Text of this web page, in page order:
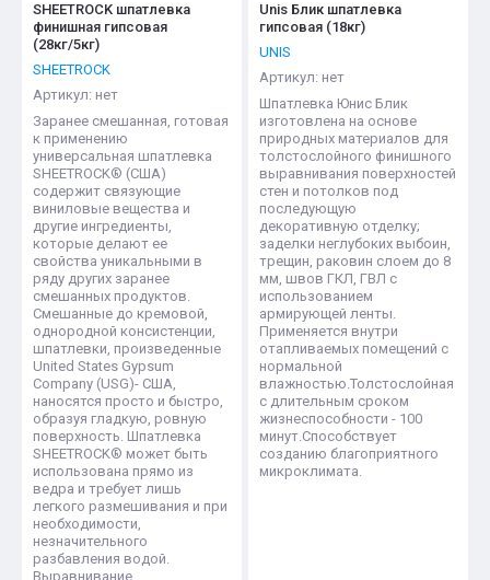
SHEETROCK шпатлевка
финишная гипсовая
(28кг/5кг)
SHEETROCK
Артикул: нет
Заранее смешанная, готовая
к применению
универсальная шпатлевка
SHEETROCK® (США)
содержит связующие
виниловые вещества и
другие ингредиенты,
которые делают ее
свойства уникальными в
ряду других заранее
смешанных продуктов.
Смешанные до кремовой,
однородной консистенции,
шпатлевки, произведенные
United States Gypsum
Company (USG)- США,
наносятся просто и быстро,
образуя гладкую, ровную
поверхность. Шпатлевка
SHEETROCK® может быть
использована прямо из
ведра и требует лишь
легкого размешивания и при
необходимости,
незначительного
разбавления водой.
Выравнивание
Unis Блик шпатлевка
гипсовая (18кг)
UNIS
Артикул: нет
Шпатлевка Юнис Блик
изготовлена на основе
природных материалов для
толстослойного финишного
выравнивания поверхностей
стен и потолков под
последующую
декоративную отделку;
заделки неглубоких выбоин,
трещин, раковин слоем до 8
мм, швов ГКЛ, ГВЛ с
использованием
армирующей ленты.
Применяется внутри
отапливаемых помещений с
нормальной
влажностью.Толстослойная
с длительным сроком
жизнеспособности - 100
минут.Способствует
созданию благоприятного
микроклимата.